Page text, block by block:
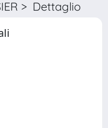
> Dettaglio